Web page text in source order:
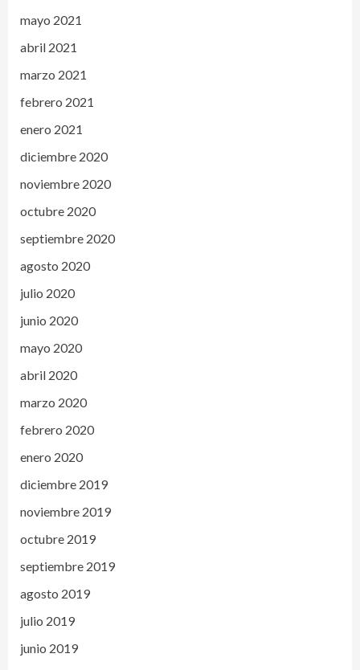
mayo 2021
abril 2021
marzo 2021
febrero 2021
enero 2021
diciembre 2020
noviembre 2020
octubre 2020
septiembre 2020
agosto 2020
julio 2020
junio 2020
mayo 2020
abril 2020
marzo 2020
febrero 2020
enero 2020
diciembre 2019
noviembre 2019
octubre 2019
septiembre 2019
agosto 2019
julio 2019
junio 2019